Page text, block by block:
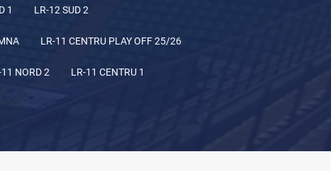
1 LR-12 SUD 2
LR-11 CENTRU PLAY OFF 25/26
NORD 2 LR-11 CENTRU 1